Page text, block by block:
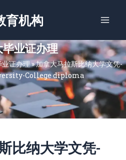
育机构
毕业证办理
证办理»加拿大马拉斯比纳大学文凭-
College diploma
比纳大学文凭-